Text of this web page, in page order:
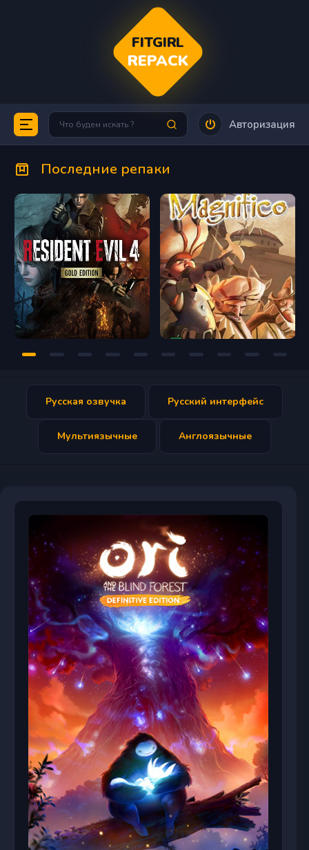
FITGIRL
REPACK
Авторизация
Последние репаки
Русская озвучка Русский интерфейс
Мультиязычные Англоязычные